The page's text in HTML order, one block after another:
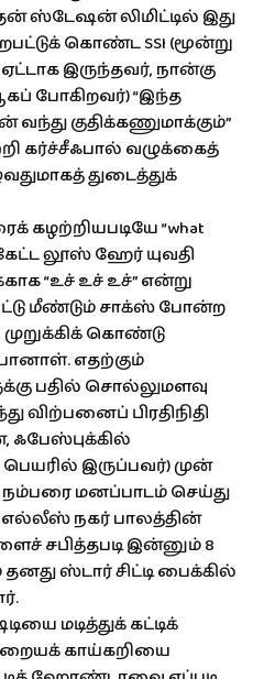
ஸ்டேஷன் லிமிட்டில் இது
கொண்ட SSI (மூன்று
இருந்தவர், நான்கு
போகிறவர்) “இந்த
குதிக்கணுமாக்கும்”
கர்ச்சீஃபால் வழுக்கைத்
துடைத்துக்
“what
கேட்ட லூஸ் ஹேர் யுவதி
“உச் உச் உச்” என்று
மீண்டும் சாக்ஸ் போன்ற
கொண்டு
எதற்கும்
பதில் சொல்லுமளவு
விற்பனைப் பிரதிநிதி
ஃபேஸ்புக்கில்
இருப்பவர்) முன்
மனப்பாடம் செய்து
நகர் பாலத்தின்
சபித்தபடி இன்னும் 8
தனது ஸ்டார் சிட்டி பைக்கில்
மடித்துக் கட்டிக்
காய்கறியை